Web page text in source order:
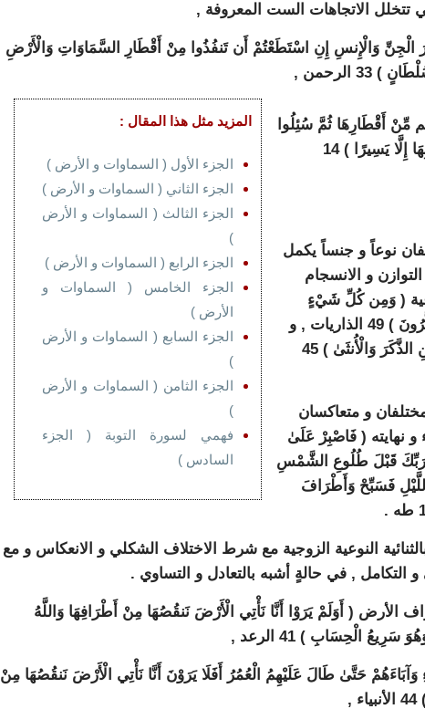
تتخلل الاتجاهات الست المعروفة ,
الْجِنِّ وَالْإِنسِ إِنِ اسْتَطَعْتُمْ أَن تَنفُذُوا مِنْ أَقْطَارِ السَّمَاوَاتِ وَالْأَرْضِ
الرحمن ,
المزيد مثل هذا المقال :
الجزء الأول ( السماوات و الأرض )
الجزء الثاني ( السماوات و الأرض )
الجزء الثالث ( السماوات و الأرض
)
الجزء الرابع ( السماوات و الأرض )
الجزء الخامس ( السماوات و
الأرض )
الجزء السابع ( السماوات و الأرض
)
الجزء الثامن ( السماوات و الأرض
)
فهمي لسورة التوبة ( الجزء
السادس )
مِّنْ أَقْطَارِهَا ثُمَّ سُئِلُوا
الْفِتْنَةَ لَآتَوْهَا وَمَا تَلَبَّثُوا بِهَا إِلَّا يَسِيرًا ) 14
نوعاً و جنساً يكمل
و الانسجام
( وَمِن كُلِّ شَيْءٍ
خَلَقْنَا زَوْجَيْنِ لَعَلَّكُمْ تَذَكَّرُونَ ) 49 الذاريات , و
قال ( وَأَنَّهُ خَلَقَ الزَّوْجَيْنِ الذَّكَرَ وَالْأُنثَىٰ ) 45
و متعاكسان
و نهايته ( فَاصْبِرْ عَلَىٰ
رَبِّكَ قَبْلَ طُلُوعِ الشَّمْسِ
فَسَبِّحْ وَأَطْرَافَ
النوعية الزوجية مع شرط الاختلاف الشكلي و الانعكاس و مع
التكامل , في حالةٍ أشبه بالتعادل و التساوي .
( أَوَلَمْ يَرَوْا أَنَّا نَأْتِي الْأَرْضَ نَنقُصُهَا مِنْ أَطْرَافِهَا وَاللَّهُ
الْحِسَابِ ) 41 الرعد ,
وَآبَاءَهُمْ حَتَّىٰ طَالَ عَلَيْهِمُ الْعُمُرُ أَفَلَا يَرَوْنَ أَنَّا نَأْتِي الْأَرْضَ نَنقُصُهَا مِنْ
,